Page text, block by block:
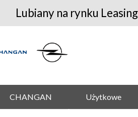
Lubiany na rynku
CHANGAN Użytkowe